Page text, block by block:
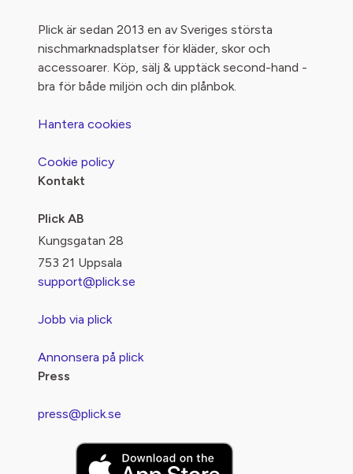
Plick är sedan 2013 en av Sveriges största
nischmarknadsplatser för kläder, skor och
accessoarer. Köp, sälj & upptäck second-hand -
bra för både miljön och din plånbok.
Hantera cookies
Cookie policy
Kontakt
Plick AB
Kungsgatan 28
753 21 Uppsala
support@plick.se
Jobb via plick
Annonsera på plick
Press
press@plick.se